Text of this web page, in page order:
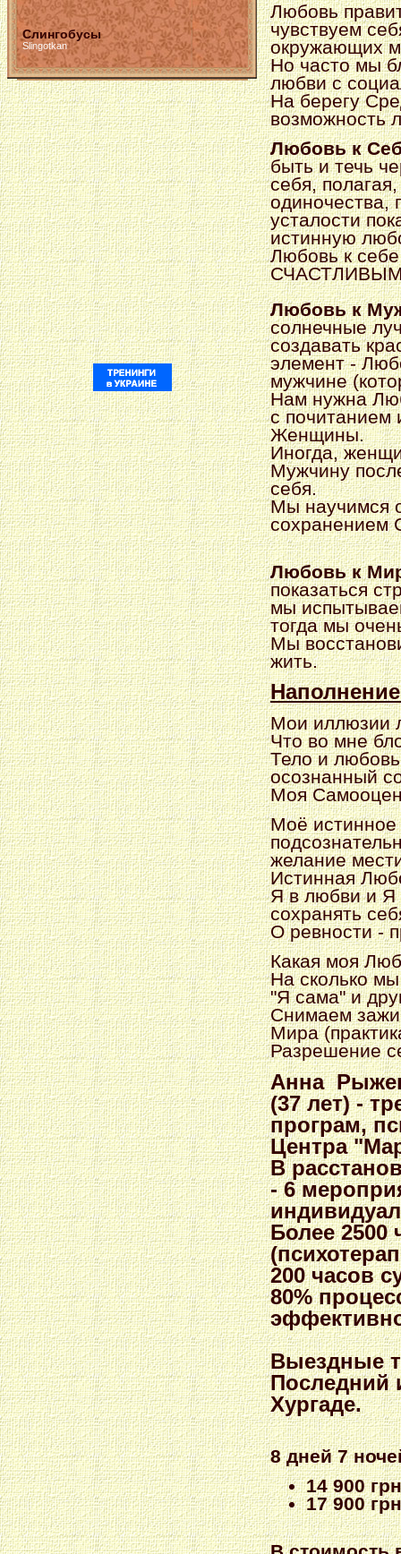
Слингобусы
Slingotkan
Любовь
чувствуем
окружающих
Но часто мы
любви с
На берегу
возможность
Любовь к
быть и течь
себя,
одиночества,
усталости
истинную
Любовь к
Любовь к
солнечные
создавать
элемент -
мужчине
Нам нужна
с почитанием
Женщины.
Иногда,
Мужчину
себя.
Мы научимся
сохранением
Любовь к
показаться
мы
тогда мы
Мы
жить.
Мои иллюзии
Что во мне
Тело и любовь
осознанный
Моя
Моё
желание
Истинная
Я в любви и Я
сохранять
О ревности -
Какая моя
На сколько
"Я сама" и
Снимаем
Мира
Разрешение
Анна
(37 лет) -
програм,
Центра
В
- 6
Более 2500
200 часов
80%
Выездные
Последний
Хургаде.
8 дней 7
14 900
17 900